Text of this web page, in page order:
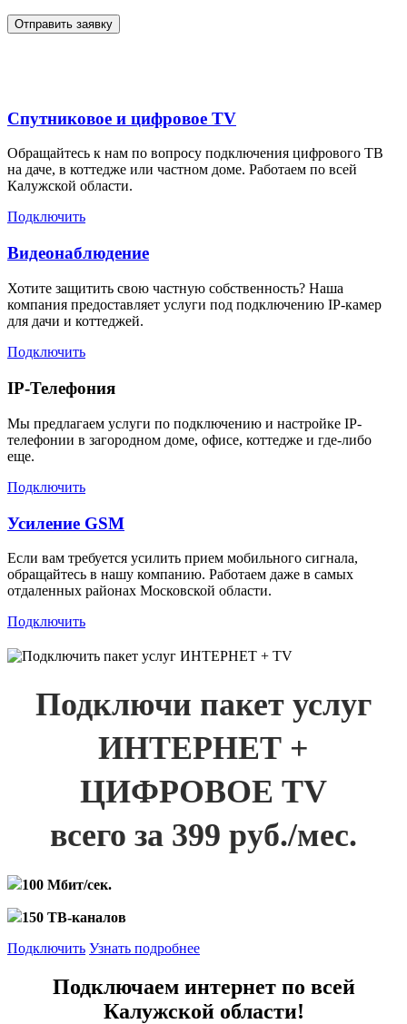
Отправить заявку
Спутниковое и цифровое TV
Обращайтесь к нам по вопросу подключения цифрового ТВ
на даче, в коттедже или частном доме. Работаем по всей
Калужской области.
Подключить
Видеонаблюдение
Хотите защитить свою частную собственность? Наша
компания предоставляет услуги под подключению IP-камер
для дачи и коттеджей.
Подключить
IP-Телефония
Мы предлагаем услуги по подключению и настройке IP-
телефонии в загородном доме, офисе, коттедже и где-либо
еще.
Подключить
Усиление GSM
Если вам требуется усилить прием мобильного сигнала,
обращайтесь в нашу компанию. Работаем даже в самых
отдаленных районах Московской области.
Подключить
Подключи пакет услуг
ИНТЕРНЕТ +
ЦИФРОВОЕ TV
всего за 399 руб./мес.
100 Мбит/сек.
150 ТВ-каналов
Подключить Узнать подробнее
Подключаем интернет по всей
Калужской области!